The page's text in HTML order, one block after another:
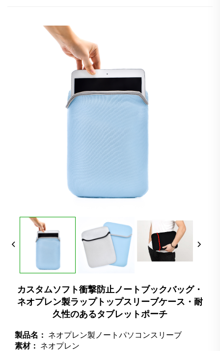
カスタムソフト衝撃防止ノートブックバッグ・
ネオプレン製ラップトップスリーブケース・耐
久性のあるタブレットポーチ
製品名： ネオプレン製ノートパソコンスリーブ
素材： ネオプレン